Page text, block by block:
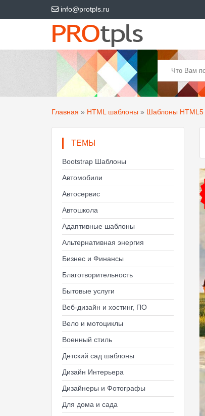
info@protpls.ru
Главная » HTML шаблоны » Шаблоны HTML5
ТЕМЫ
Bootstrap Шаблоны
Автомобили
Автосервис
Автошкола
Адаптивные шаблоны
Альтернативная энергия
Бизнес и Финансы
Благотворительность
Бытовые услуги
Веб-дизайн и хостинг, ПО
Вело и мотоциклы
Военный стиль
Детский сад шаблоны
Дизайн Интерьера
Дизайнеры и Фотографы
Для дома и сада